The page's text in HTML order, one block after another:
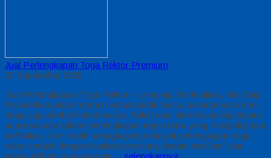
Jual Perlengkapan Toga Rektor Premium
25 September 2025
Jual Perlengkapan Toga Rektor – Lengkap, Berkualitas, dan Siap
Pakai Merayakan momen wisuda tidak hanya sekadar seremoni,
tetapi juga simbol keberhasilan. Salah satu elemen penting dalam
acara wisuda adalah perlengkapan toga rektor yang menjadi pusat
perhatian. Kami hadir sebagai penyedia jual perlengkapan toga
rektor terbaik dengan kualitas premium, desain eksklusif, dan
bahan pilihan yang nyaman… selengkapnya